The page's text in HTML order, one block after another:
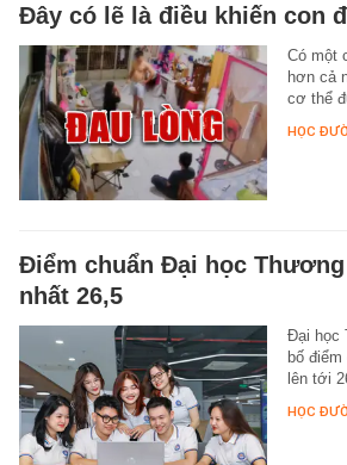
Đây có lẽ là điều khiến con
Có một
hơn cả
cơ thể
HỌC
Điểm chuẩn Đại học Thương
nhất 26,5
Đại học
bố
lên tới
HỌC